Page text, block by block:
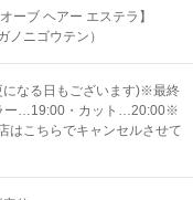
ブ ヘアー エステラ】
ニゴウテン）
なる日もございます)※最終
ー…19:00・カット…20:00※
はこちらでキャンセルさせて